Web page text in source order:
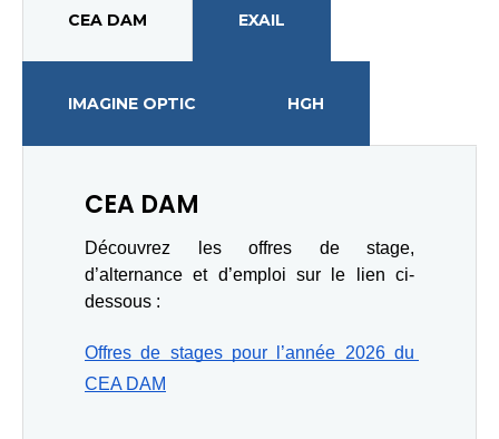
CEA DAM EXAIL
IMAGINE OPTIC HGH
CEA DAM
Découvrez les offres de stage,
d’alternance et d’emploi sur le lien ci-
dessous :
Offres de stages pour l’année 2026 du
CEA DAM